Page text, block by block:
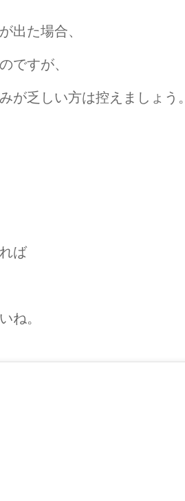
出た場合、
ですが、
が乏しい方は控えましょう。
ば
ね。